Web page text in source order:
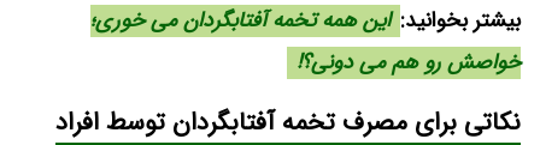
بیشتر بخوانید: این همه تخمه آفتابگردان می خوری؛
خواصش رو هم می دونی؟!
نکاتی برای مصرف تخمه آفتابگردان توسط افراد